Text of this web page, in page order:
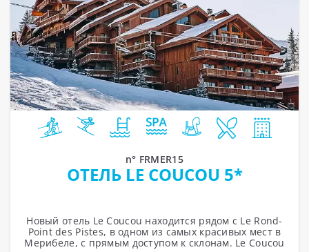
n° FRMER15
ОТЕЛЬ LE COUCOU 5*
Новый отель Le Coucou находится рядом с Le Rond-
Point des Pistes, в одном из самых красивых мест в
Мерибеле, с прямым доступом к склонам. Le Coucou